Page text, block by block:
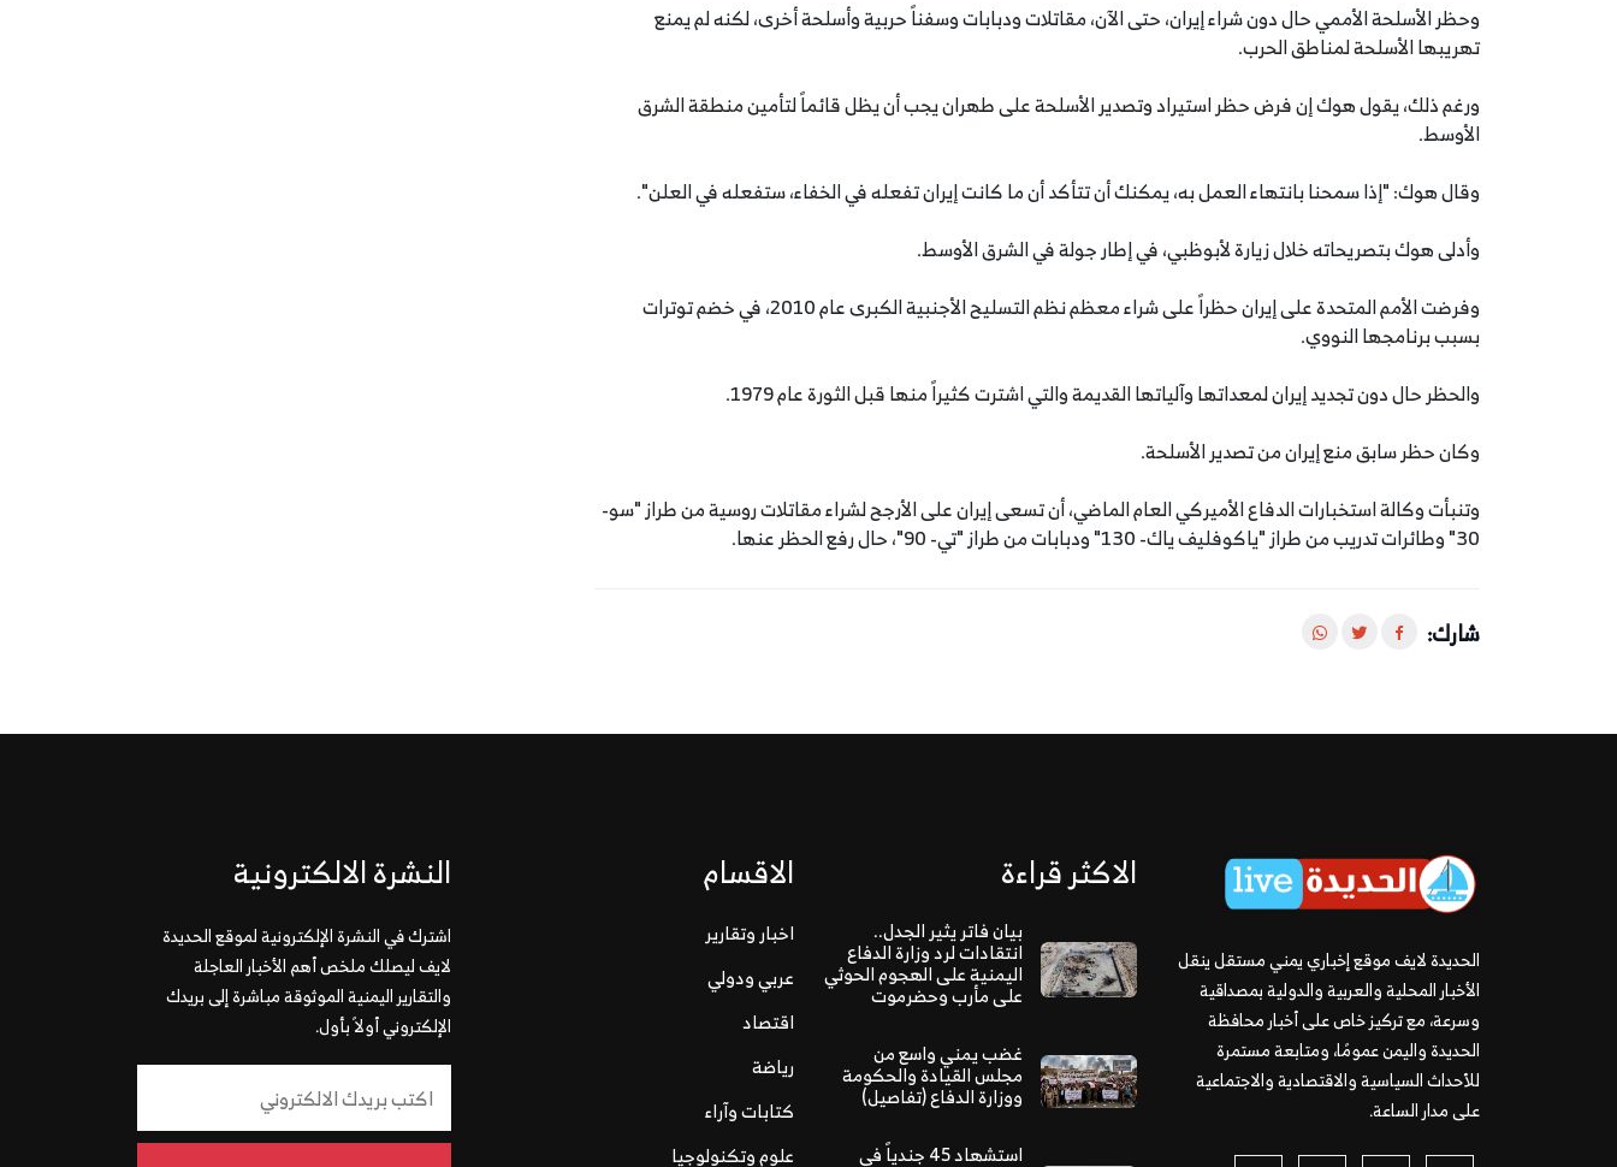
وحظر الأسلحة الأممي حال دون شراء إيران، حتى الآن، مقاتلات ودبابات وسفناً حربية وأسلحة أخرى، لكنه لم يمنع
تهريبها الأسلحة لمناطق الحرب.
ورغم ذلك، يقول هوك إن فرض حظر استيراد وتصدير الأسلحة على طهران يجب أن يظل قائماً لتأمين منطقة الشرق
الأوسط.
وقال هوك: "إذا سمحنا بانتهاء العمل به، يمكنك أن تتأكد أن ما كانت إيران تفعله في الخفاء، ستفعله في العلن".
وأدلى هوك بتصريحاته خلال زيارة لأبوظبي، في إطار جولة في الشرق الأوسط.
وفرضت الأمم المتحدة على إيران حظراً على شراء معظم نظم التسليح الأجنبية الكبرى عام 2010، في خضم توترات
بسبب برنامجها النووي.
والحظر حال دون تجديد إيران لمعداتها وآلياتها القديمة والتي اشترت كثيراً منها قبل الثورة عام 1979.
وكان حظر سابق منع إيران من تصدير الأسلحة.
وتنبأت وكالة استخبارات الدفاع الأميركي العام الماضي، أن تسعى إيران على الأرجح لشراء مقاتلات روسية من طراز "سو-
30" وطائرات تدريب من طراز "ياكوفليف ياك- 130" ودبابات من طراز "تي- 90"، حال رفع الحظر عنها.
شارك:
الحديدة لايف موقع إخباري يمني مستقل ينقل
الأخبار المحلية والعربية والدولية بمصداقية
وسرعة، مع تركيز خاص على أخبار محافظة
الحديدة واليمن عمومًا، ومتابعة مستمرة
للأحداث السياسية والاقتصادية والاجتماعية
على مدار الساعة.
الاكثر قراءة
بيان فاتر يثير الجدل..
انتقادات لرد وزارة الدفاع
اليمنية على الهجوم الحوثي
على مأرب وحضرموت
غضب يمني واسع من
مجلس القيادة والحكومة
ووزارة الدفاع (تفاصيل)
استشهاد 45 جندياً في
الاقسام
اخبار وتقارير
عربي ودولي
اقتصاد
رياضة
كتابات وآراء
علوم وتكنولوجيا
النشرة الالكترونية
اشترك في النشرة الإلكترونية لموقع الحديدة
لايف ليصلك ملخص أهم الأخبار العاجلة
والتقارير اليمنية الموثوقة مباشرة إلى بريدك
الإلكتروني أولاً بأول.